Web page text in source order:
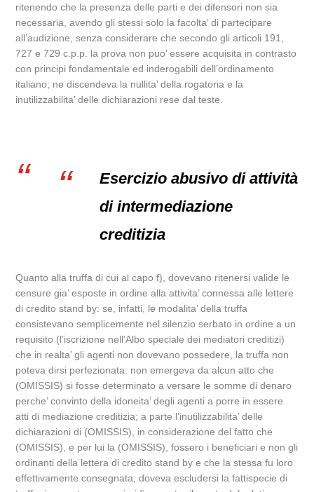
ritenendo che la presenza delle parti e dei difensori non sia
necessaria, avendo gli stessi solo la facolta’ di partecipare
all’audizione, senza considerare che secondo gli articoli 191,
727 e 729 c.p.p. la prova non puo’ essere acquisita in contrasto
con principi fondamentale ed inderogabili dell’ordinamento
italiano; ne discendeva la nullita’ della rogatoria e la
inutilizzabilita’ delle dichiarazioni rese dal teste.
Esercizio abusivo di attività
di intermediazione
creditizia
Quanto alla truffa di cui al capo f), dovevano ritenersi valide le
censure gia’ esposte in ordine alla attivita’ connessa alle lettere
di credito stand by: se, infatti, le modalita’ della truffa
consistevano semplicemente nel silenzio serbato in ordine a un
requisito (l’iscrizione nell’Albo speciale dei mediatori creditizi)
che in realta’ gli agenti non dovevano possedere, la truffa non
poteva dirsi perfezionata: non emergeva da alcun atto che
(OMISSIS) si fosse determinato a versare le somme di denaro
perche’ convinto della idoneita’ degli agenti a porre in essere
atti di mediazione creditizia; a parte l’inutilizzabilita’ delle
dichiarazioni di (OMISSIS), in considerazione del fatto che
(OMISSIS), e per lui la (OMISSIS), fossero i beneficiari e non gli
ordinanti della lettera di credito stand by e che la stessa fu loro
effettivamente consegnata, doveva escludersi la fattispecie di